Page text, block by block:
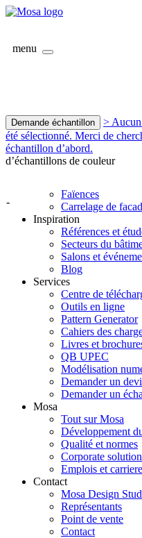
menu
Demande échantillon
>
été sélectionné. Merci de
échantillon d’abord.
d’échantillons de couleur
-
Faïences
Carrelage de
Inspiration
Références et
Secteurs du
Salons et
Blog
Services
Centre de
Outils en ligne
Pattern Generator
Cahiers des
Livres et
QB UPEC
Modélisation
Demander un
Demander un
Mosa
Tout sur Mosa
Développement
Qualité et normes
Corporate
Emplois et carriere
Contact
Mosa Design
Représentants
Point de vente
Contact